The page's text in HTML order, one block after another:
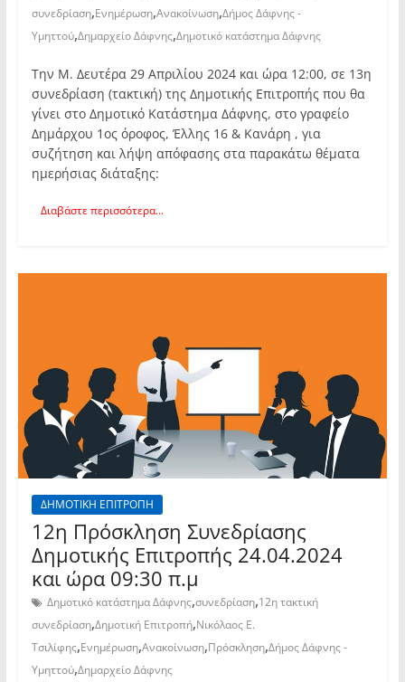
συνεδρίαση,Ενημέρωση,Ανακοίνωση,Δήμος Δάφνης -
Υμηττού,Δημαρχείο Δάφνης,Δημοτικό κατάστημα Δάφνης
Την Μ. Δευτέρα 29 Απριλίου 2024 και ώρα 12:00, σε 13η
συνεδρίαση (τακτική) της Δημοτικής Επιτροπής που θα
γίνει στο Δημοτικό Κατάστημα Δάφνης, στο γραφείο
Δημάρχου 1ος όροφος, Έλλης 16 & Κανάρη , για
συζήτηση και λήψη απόφασης στα παρακάτω θέματα
ημερήσιας διάταξης:
Διαβάστε περισσότερα...
ΔΗΜΟΤΙΚΗ ΕΠΙΤΡΟΠΗ
12η Πρόσκληση Συνεδρίασης
Δημοτικής Επιτροπής 24.04.2024
και ώρα 09:30 π.μ
Δημοτικό κατάστημα Δάφνης,συνεδρίαση,12η τακτική
συνεδρίαση,Δημοτική Επιτροπή,Νικόλαος Ε.
Τσιλίφης,Ενημέρωση,Ανακοίνωση,Πρόσκληση,Δήμος Δάφνης -
Υμηττού,Δημαρχείο Δάφνης